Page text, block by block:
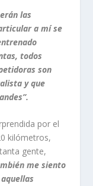
las
a mí se
todos
son
y que
por el
kilómetros,
gente,
me siento